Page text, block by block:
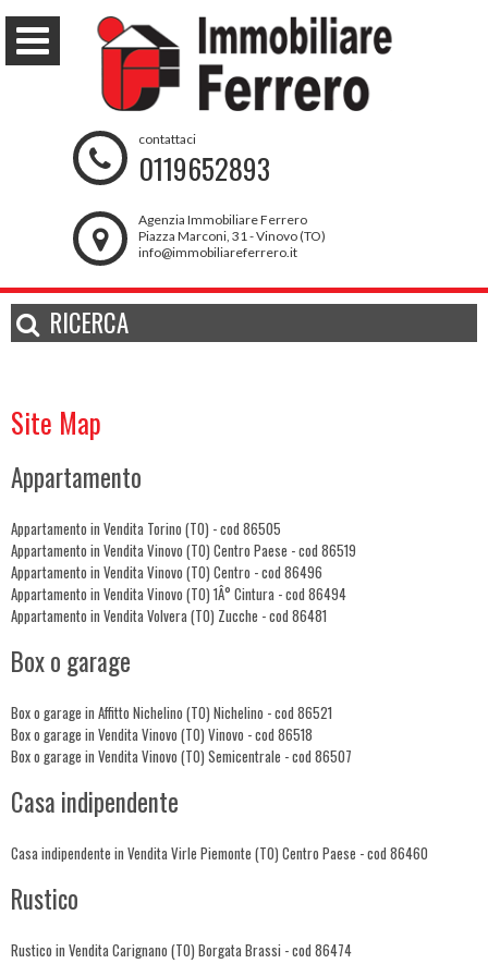
contattaci
0119652893
Agenzia Immobiliare Ferrero
Piazza Marconi, 31 - Vinovo (TO)
info@immobiliareferrero.it
RICERCA
Site Map
Appartamento
Appartamento in Vendita Torino (TO) - cod 86505
Appartamento in Vendita Vinovo (TO) Centro Paese - cod 86519
Appartamento in Vendita Vinovo (TO) Centro - cod 86496
Appartamento in Vendita Vinovo (TO) 1Â° Cintura - cod 86494
Appartamento in Vendita Volvera (TO) Zucche - cod 86481
Box o garage
Box o garage in Affitto Nichelino (TO) Nichelino - cod 86521
Box o garage in Vendita Vinovo (TO) Vinovo - cod 86518
Box o garage in Vendita Vinovo (TO) Semicentrale - cod 86507
Casa indipendente
Casa indipendente in Vendita Virle Piemonte (TO) Centro Paese - cod 86460
Rustico
Rustico in Vendita Carignano (TO) Borgata Brassi - cod 86474